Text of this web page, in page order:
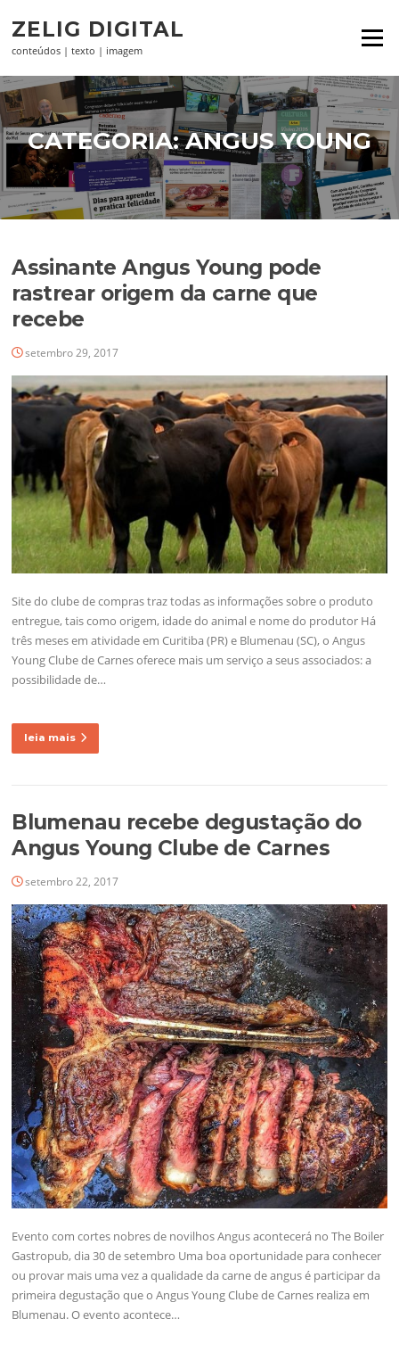
paraZELIG DIGITAL
conteúdos | texto | imagem
Menu
CATEGORIA:ANGUS YOUNG
Assinante Angus Young pode
rastrear origem da carne que
recebe
setembro 29, 2017
Site do clube de compras traz todas as informações sobre o produto
entregue, tais como origem, idade do animal e nome do produtor Há
três meses em atividade em Curitiba (PR) e Blumenau (SC), o Angus
Young Clube de Carnes oferece mais um serviço a seus associados: a
possibilidade de…
leia mais
Blumenau recebe degustação do
Angus Young Clube de Carnes
setembro 22, 2017
Evento com cortes nobres de novilhos Angus acontecerá no The Boiler
Gastropub, dia 30 de setembro Uma boa oportunidade para conhecer
ou provar mais uma vez a qualidade da carne de angus é participar da
primeira degustação que o Angus Young Clube de Carnes realiza em
Blumenau. O evento acontece…